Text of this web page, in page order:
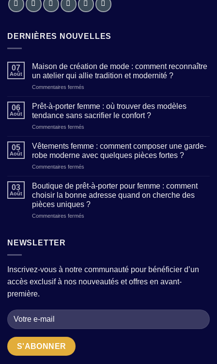
DERNIÈRES NOUVELLES
07
Août
Maison de création de mode : comment reconnaître
un atelier qui allie tradition et modernité ?
Commentaires fermés
création
de
comment
reconnaître
allie
tradition
et
06
Août
Prêt-à-porter femme : où trouver des modèles
tendance sans sacrifier le confort ?
Commentaires fermés
femme
trouver
des
modèles
tendance
05
Août
Vêtements femme : comment composer une garde-
robe moderne avec quelques pièces fortes ?
Commentaires fermés
femme
comment
composer
fortes
?
03
Août
Boutique de prêt-à-porter pour femme : comment
choisir la bonne adresse quand on cherche des
pièces uniques ?
Commentaires fermés
femme
:
quand
NEWSLETTER
Inscrivez-vous à notre communauté pour bénéficier d’un
accès exclusif à nos nouveautés et offres en avant-
première.